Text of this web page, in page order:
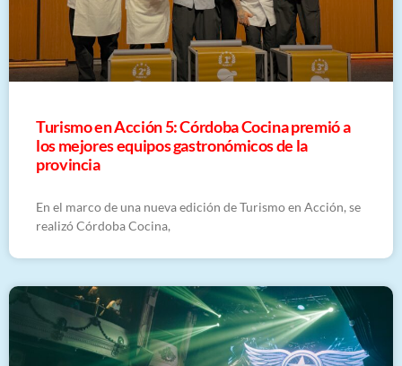
Turismo en Acción 5: Córdoba Cocina premió a
los mejores equipos gastronómicos de la
provincia
En el marco de una nueva edición de Turismo en Acción, se
realizó Córdoba Cocina,